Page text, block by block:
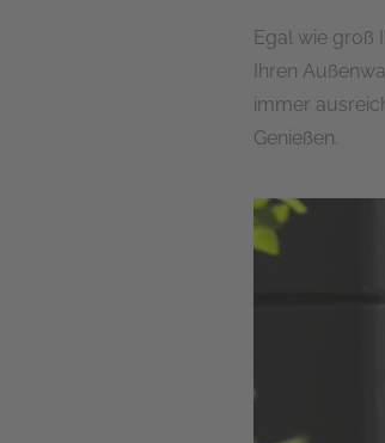
Egal wie groß
Ihren
immer
Genießen.